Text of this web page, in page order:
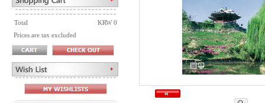
Total
KRW 0
Prices are tax excluded